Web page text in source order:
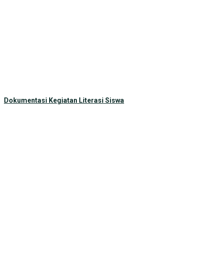
Dokumentasi Kegiatan Literasi Siswa